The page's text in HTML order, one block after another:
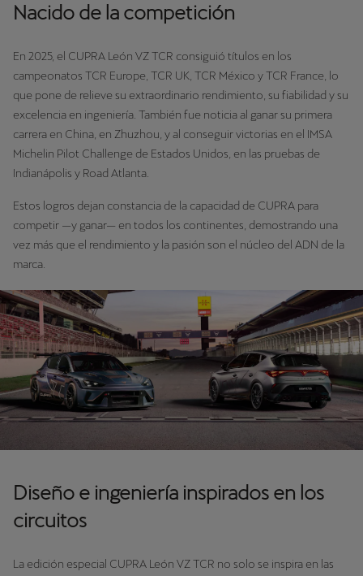
Nacido de la competición
En 2025, el CUPRA León VZ TCR consiguió títulos en los
campeonatos TCR Europe, TCR UK, TCR México y TCR France, lo
que pone de relieve su extraordinario rendimiento, su fiabilidad y su
excelencia en ingeniería. También fue noticia al ganar su primera
carrera en China, en Zhuzhou, y al conseguir victorias en el IMSA
Michelin Pilot Challenge de Estados Unidos, en las pruebas de
Indianápolis y Road Atlanta.
Estos logros dejan constancia de la capacidad de CUPRA para
competir —y ganar— en todos los continentes, demostrando una
vez más que el rendimiento y la pasión son el núcleo del ADN de la
marca.
Diseño e ingeniería inspirados en los
circuitos
La edición especial CUPRA León VZ TCR no solo se inspira en las